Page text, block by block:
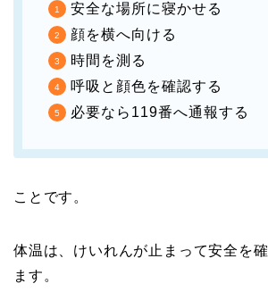
安全な場所に寝かせる
顔を横へ向ける
時間を測る
呼吸と顔色を確認する
必要なら119番へ通報する
ことです。
体温は、けいれんが止まって安全を
ます。